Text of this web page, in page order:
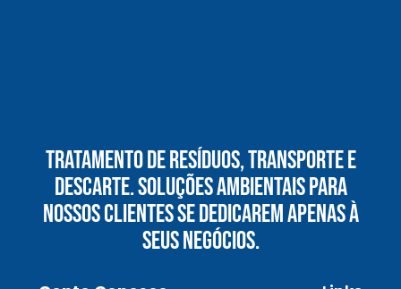
vê oportunidades bilionárias esperando para
serem exploradas.
O que uma empresa de gestão de resíduos
químicos precisa fazer para garantir segurança
e conformidade legal no Brasil
Tratamento De Resíduos, Transporte E
Descarte. Soluções Ambientais Para
Nossos Clientes Se Dedicarem Apenas À
Seus Negócios.